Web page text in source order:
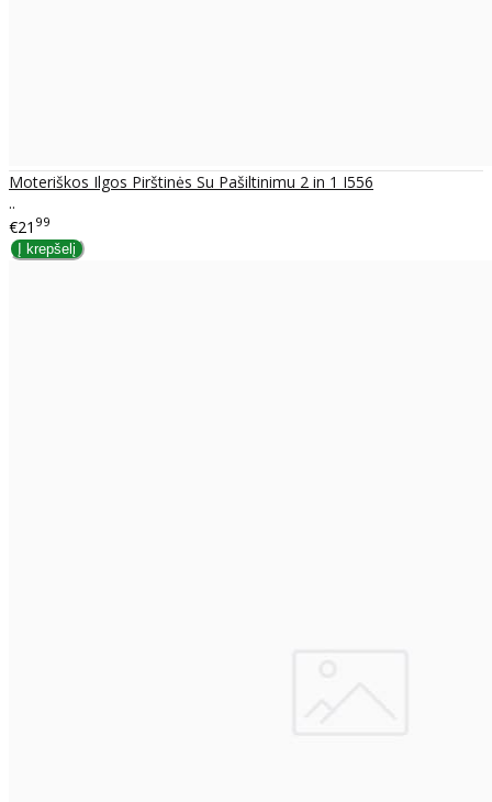
Moteriškos Ilgos Pirštinės Su Pašiltinimu 2 in 1 I556
..
€21 99